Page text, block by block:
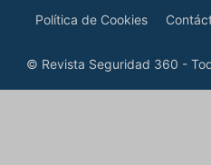
Política de Cookies
© Revista Seguridad 360 -